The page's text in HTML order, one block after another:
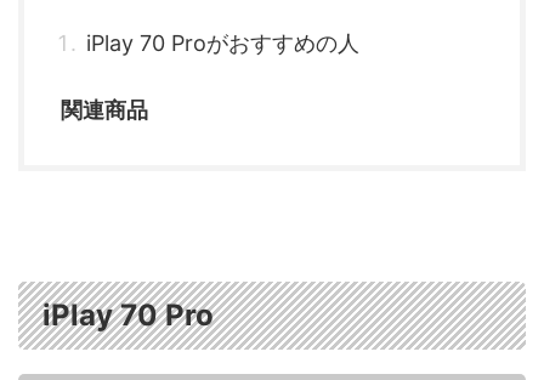
iPlay 70 Proがおすすめの人
関連商品
iPlay 70 Pro